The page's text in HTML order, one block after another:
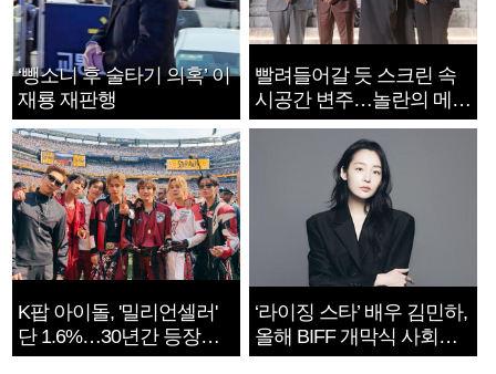
‘뺑소니 후 술타기 의혹’ 이
재룡 재판행
빨려들어갈 듯 스크린 속
시공간 변주…놀란의 메시
지는 ‘전쟁 속죄’
K팝 아이돌, '밀리언셀러'
단 1.6%…30년간 등장
1182개팀 전수조사
‘라이징 스타’ 배우 김민하,
올해 BIFF 개막식 사회자
확정